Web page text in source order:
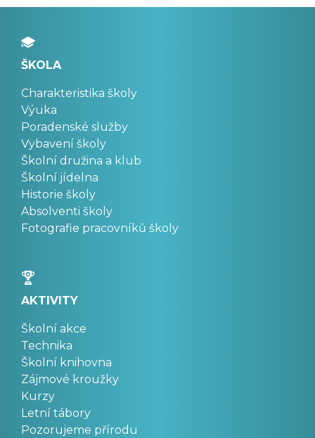
ŠKOLA
Charakteristika školy
Výuka
Poradenské služby
Vybavení školy
Školní družina a klub
Školní jídelna
Historie školy
Absolventi školy
Fotografie pracovníků školy
AKTIVITY
Školní akce
Technika
Školní knihovna
Zájmové kroužky
Kurzy
Letní tábory
Pozorujeme přírodu